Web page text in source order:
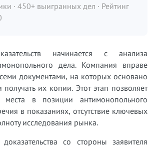
· 450+ выигранных дел · Рейтинг
начинается с анализа
дела. Компания вправе
документами, на которых основано
их копии. Этот этап позволяет
места в позиции антимонопольного
в показаниях, отсутствие ключевых
исследования рынка.
со стороны заявителя